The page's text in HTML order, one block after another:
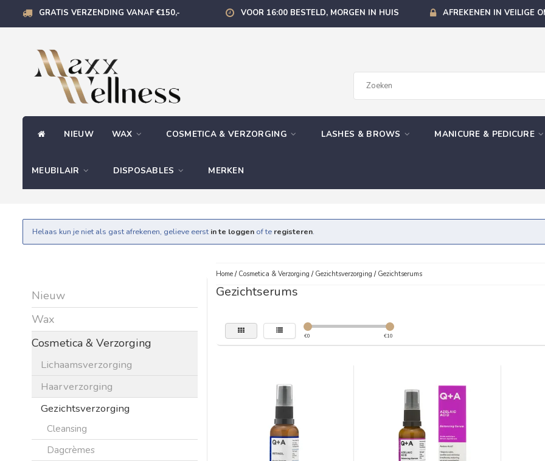
GRATIS VERZENDING VANAF €150,- VOOR 16:00 BESTELD, MORGEN IN HUIS AFREKENEN IN VEILIGE
NIEUW WAX COSMETICA & VERZORGING LASHES & BROWS MANICURE & PEDICURE
MEUBILAIR DISPOSABLES MERKEN
Helaas kun je niet als gast afrekenen, gelieve eerst in te loggen of te registeren.
Nieuw
Wax
Cosmetica & Verzorging
Lichaamsverzorging
Haarverzorging
Gezichtsverzorging
Cleansing
Dagcrèmes
Home/ Cosmetica & Verzorging / Gezichtsverzorging / Gezichtserums
Gezichtserums
€0 €10